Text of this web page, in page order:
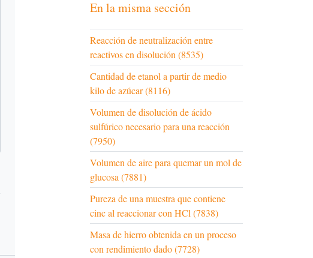
En la misma sección
Reacción de neutralización entre
reactivos en disolución (8535)
Cantidad de etanol a partir de medio
kilo de azúcar (8116)
Volumen de disolución de ácido
sulfúrico necesario para una reacción
(7950)
Volumen de aire para quemar un mol de
glucosa (7881)
Pureza de una muestra que contiene
cinc al reaccionar con HCl (7838)
Masa de hierro obtenida en un proceso
con rendimiento dado (7728)